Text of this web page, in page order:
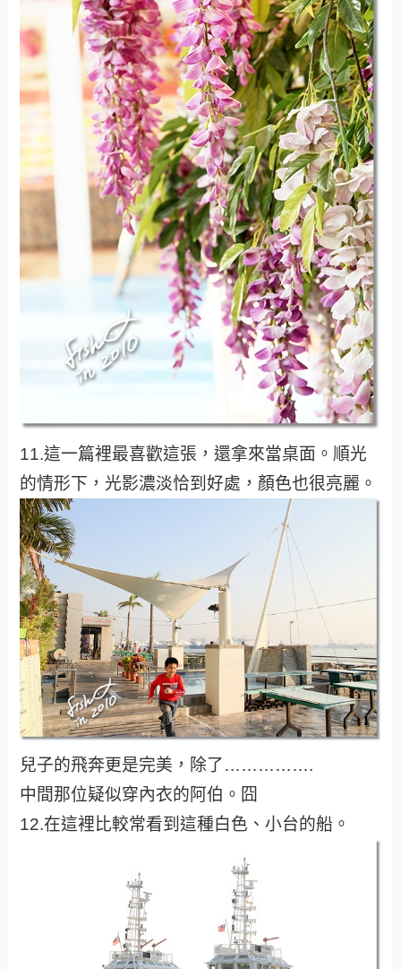
11.這一篇裡最喜歡這張，還拿來當桌面。順光
的情形下，光影濃淡恰到好處，顏色也很亮麗。
兒子的飛奔更是完美，除了…………….
中間那位疑似穿內衣的阿伯。囧
12.在這裡比較常看到這種白色、小台的船。